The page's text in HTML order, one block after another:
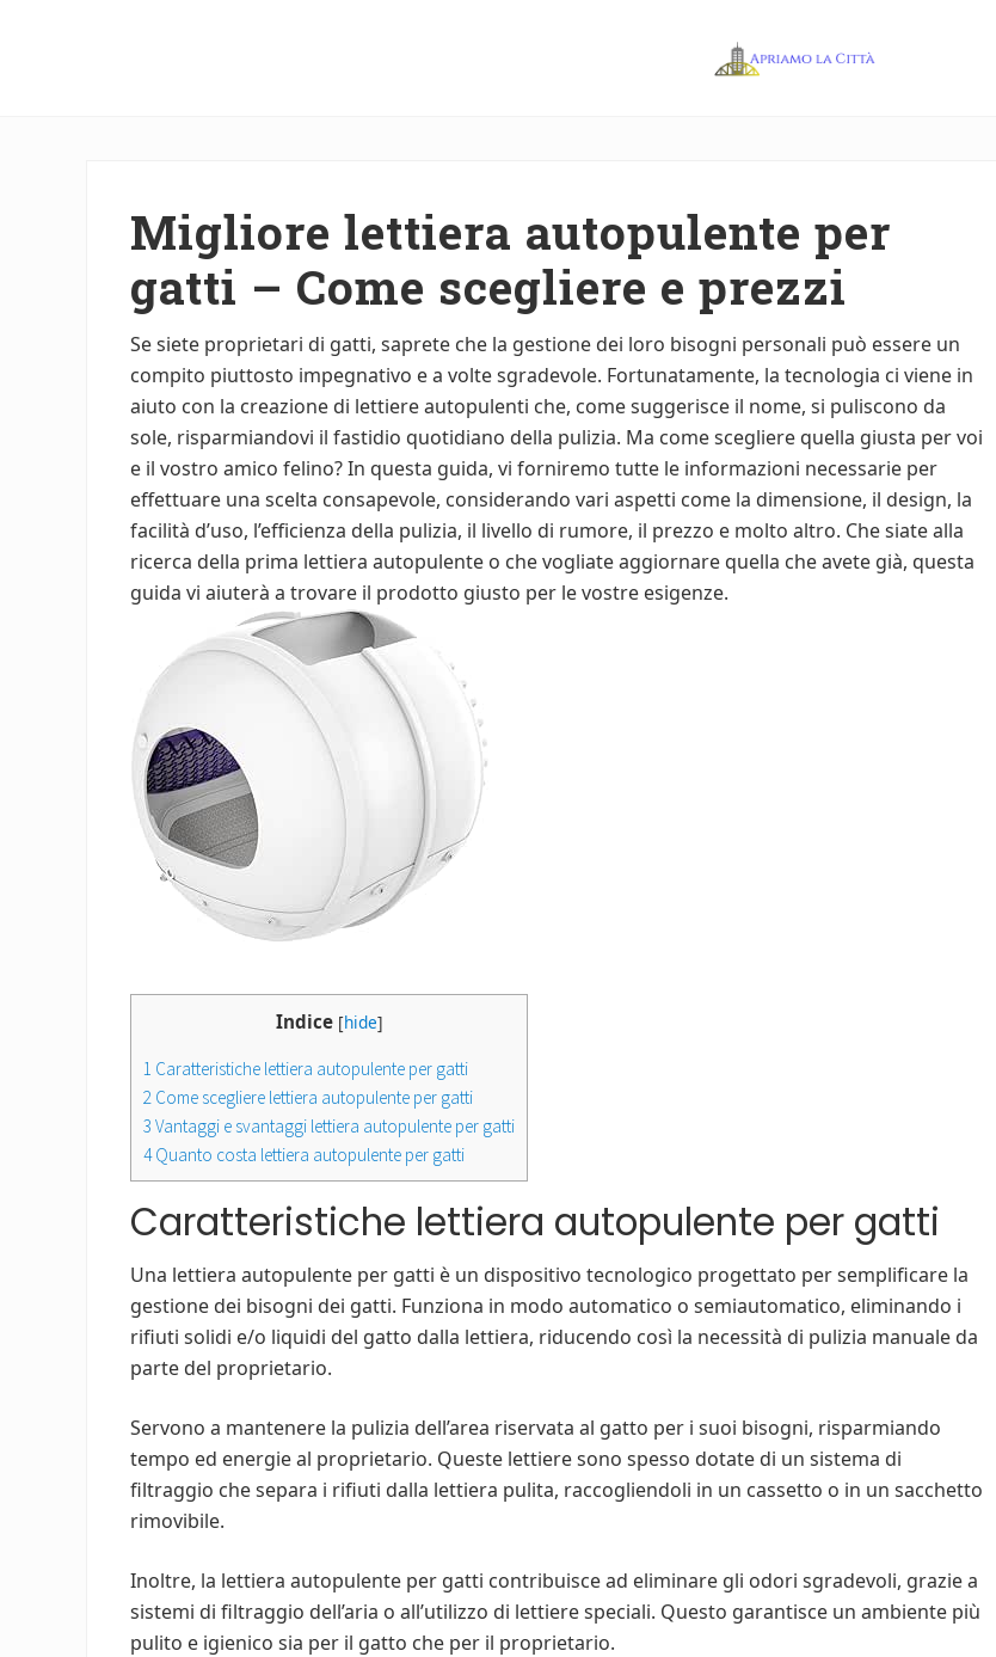
Migliore lettiera autopulente per
gatti – Come scegliere e prezzi
Se siete proprietari di gatti, saprete che la gestione dei loro bisogni personali può essere un
compito piuttosto impegnativo e a volte sgradevole. Fortunatamente, la tecnologia ci viene in
aiuto con la creazione di lettiere autopulenti che, come suggerisce il nome, si puliscono da
sole, risparmiandovi il fastidio quotidiano della pulizia. Ma come scegliere quella giusta per voi
e il vostro amico felino? In questa guida, vi forniremo tutte le informazioni necessarie per
effettuare una scelta consapevole, considerando vari aspetti come la dimensione, il design, la
facilità d’uso, l’efficienza della pulizia, il livello di rumore, il prezzo e molto altro. Che siate alla
ricerca della prima lettiera autopulente o che vogliate aggiornare quella che avete già, questa
guida vi aiuterà a trovare il prodotto giusto per le vostre esigenze.
Indice [hide]
1 Caratteristiche lettiera autopulente per gatti
2 Come scegliere lettiera autopulente per gatti
3 Vantaggi e svantaggi lettiera autopulente per gatti
4Quanto costa lettiera autopulente per gatti
Caratteristiche lettiera autopulente per gatti
Una lettiera autopulente per gatti è un dispositivo tecnologico progettato per semplificare la
gestione dei bisogni dei gatti. Funziona in modo automatico o semiautomatico, eliminando i
rifiuti solidi e/o liquidi del gatto dalla lettiera, riducendo così la necessità di pulizia manuale da
parte del proprietario.
Servono a mantenere la pulizia dell’area riservata al gatto per i suoi bisogni, risparmiando
tempo ed energie al proprietario. Queste lettiere sono spesso dotate di un sistema di
filtraggio che separa i rifiuti dalla lettiera pulita, raccogliendoli in un cassetto o in un sacchetto
rimovibile.
Inoltre, la lettiera autopulente per gatti contribuisce ad eliminare gli odori sgradevoli, grazie a
sistemi di filtraggio dell’aria o all’utilizzo di lettiere speciali. Questo garantisce un ambiente più
pulito e igienico sia per il gatto che per il proprietario.